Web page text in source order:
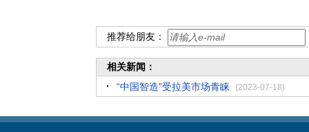
推荐给朋友：
相关新闻：
“中国智造”受拉美市场青睐
(2023-07-18)